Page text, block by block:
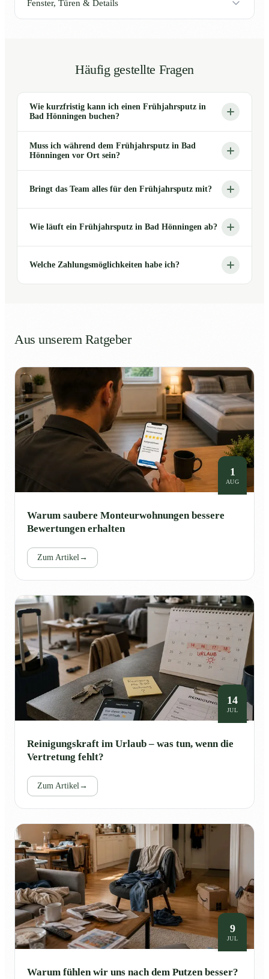
Fenster, Türen & Details
Häufig gestellte Fragen
Wie kurzfristig kann ich einen Frühjahrsputz in
Bad Hönningen buchen?
Muss ich während dem Frühjahrsputz in Bad
Hönningen vor Ort sein?
Bringt das Team alles für den Frühjahrsputz mit?
Wie läuft ein Frühjahrsputz in Bad Hönningen ab?
Welche Zahlungsmöglichkeiten habe ich?
Aus unserem Ratgeber
1
AUG
Warum saubere Monteurwohnungen bessere
Bewertungen erhalten
Zum Artikel→
14
JUL
Reinigungskraft im Urlaub – was tun, wenn die
Vertretung fehlt?
Zum Artikel→
9
JUL
Warum fühlen wir uns nach dem Putzen besser?